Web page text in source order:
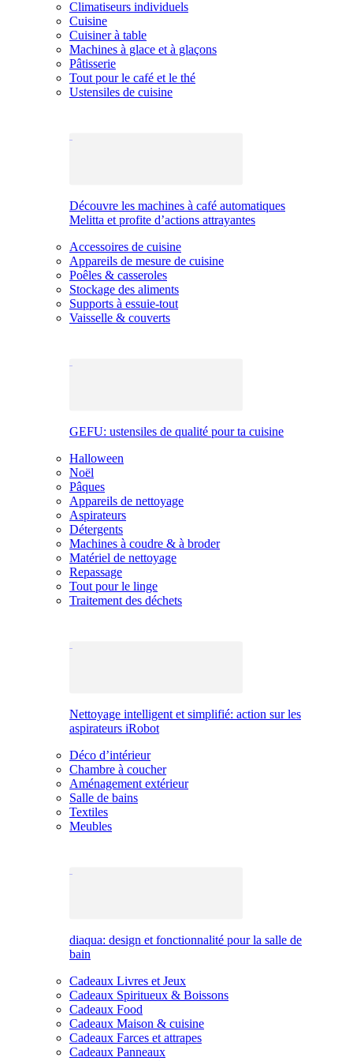
Climatiseurs individuels
Cuisine
Cuisiner à table
Machines à glace et à glaçons
Pâtisserie
Tout pour le café et le thé
Ustensiles de cuisine
Découvre les machines à café automatiques
Melitta et profite d’actions attrayantes
Accessoires de cuisine
Appareils de mesure de cuisine
Poêles & casseroles
Stockage des aliments
Supports à essuie-tout
Vaisselle & couverts
GEFU: ustensiles de qualité pour ta cuisine
Halloween
Noël
Pâques
Appareils de nettoyage
Aspirateurs
Détergents
Machines à coudre & à broder
Matériel de nettoyage
Repassage
Tout pour le linge
Traitement des déchets
Nettoyage intelligent et simplifié: action sur les
aspirateurs iRobot
Déco d’intérieur
Chambre à coucher
Aménagement extérieur
Salle de bains
Textiles
Meubles
diaqua: design et fonctionnalité pour la salle de
bain
Cadeaux Livres et Jeux
Cadeaux Spiritueux & Boissons
Cadeaux Food
Cadeaux Maison & cuisine
Cadeaux Farces et attrapes
Cadeaux Panneaux